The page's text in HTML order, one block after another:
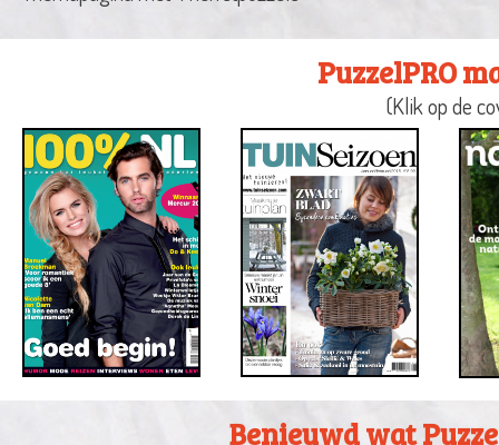
PuzzelPRO
(Klik op de
Benieuwd wat